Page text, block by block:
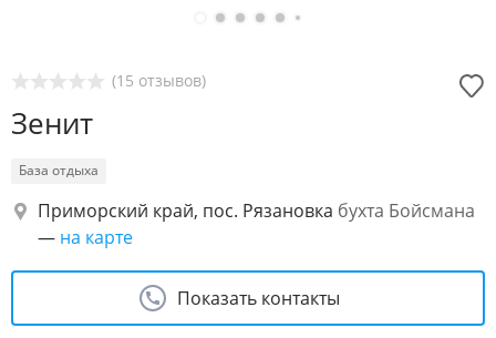
(15 отзывов)
Зенит
База отдыха
Приморский край, пос. Рязановка бухта Бойсмана
— на карте
Показать контакты